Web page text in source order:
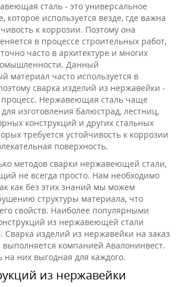
сталь - это универсальное
которое используется везде, где важна
к коррозии. Поэтому она
в процессе строительных работ,
часто в архитектуре и многих
Данный
материал часто используется в
сварка изделий из нержавейки -
Нержавеющая сталь чаще
для изготовления балюстрад, лестниц,
конструкций и других стальных
требуется устойчивость к коррозии
поверхность.
методов сварки нержавеющей стали,
не всегда просто. Нам необходимо
как без этих знаний мы можем
структуры материала, что
свойств. Наиболее популярными
из нержавеющей стали
Сварка изделий из нержавейки на заказ
компанией Авалонинвест.
на них выгодная для каждого.
из нержавейки